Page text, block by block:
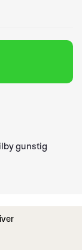
gunstig